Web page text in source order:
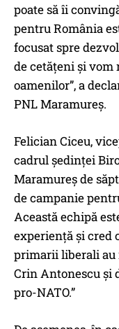
poate să îi
pentru România
focusat spre
de cetățeni și vom
oamenilor”, a
PNL Maramureș.
Felician Ciceu,
cadrul ședinței
Maramureș de
de campanie
Această echipă
experiență și cred
primarii liberali au
Crin Antonescu și
pro-NATO.”